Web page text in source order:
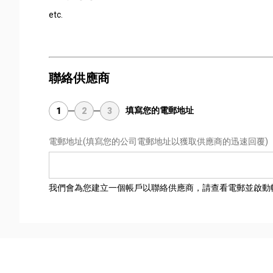
etc.
聯絡供應商
1 2 3 填寫您的電郵地址
電郵地址(填寫您的公司電郵地址以獲取供應商的迅速回覆)
我們會為您建立一個帳戶以聯絡供應商，請查看電郵並啟動